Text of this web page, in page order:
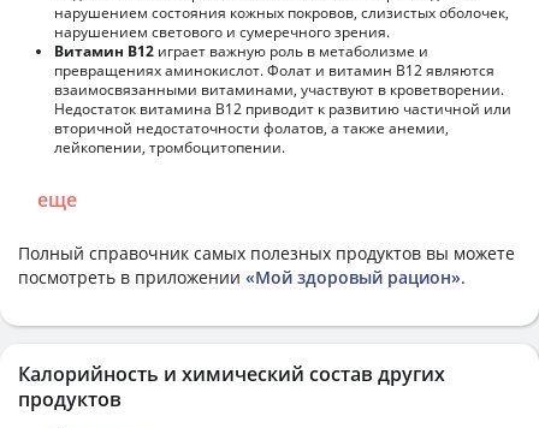
нарушением состояния кожных покровов, слизистых оболочек,
нарушением светового и сумеречного зрения.
Витамин В12 играет важную роль в метаболизме и
превращениях аминокислот. Фолат и витамин В12 являются
взаимосвязанными витаминами, участвуют в кроветворении.
Недостаток витамина В12 приводит к развитию частичной или
вторичной недостаточности фолатов, а также анемии,
лейкопении, тромбоцитопении.
еще
Полный справочник самых полезных продуктов вы можете
посмотреть в приложении «Мой здоровый рацион».
Калорийность и химический состав других
продуктов